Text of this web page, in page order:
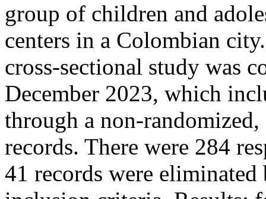
group of children and
centers in a Colombian
cross-sectional study was
December 2023, which
through a non-
records. There were 284
41 records were eliminated